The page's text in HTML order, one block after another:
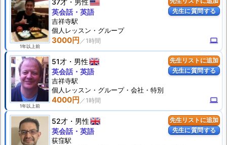
先生に質問する
1年以上前
37才 男性
3000円 computer
英会話・英語
吉祥寺駅
個人 レッスン ・グループ
先生リストに追加
先生に質問する
1年以上前
51才 男性
4000円 computer
英会話・英語
吉祥寺駅
個人 レッスン ・グループ・会社・特別
先生リストに追加
先生に質問する
52才 男性
英会話・英語
荻窪駅